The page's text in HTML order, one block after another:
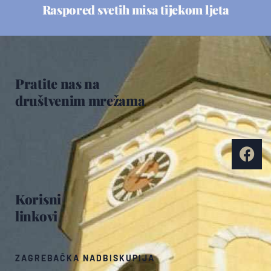
Raspored svetih misa tijekom ljeta
Korisni
linkovi
ZAGREBAČKA NADBISKUPIJA
Pratite nas na
društvenim mrežama